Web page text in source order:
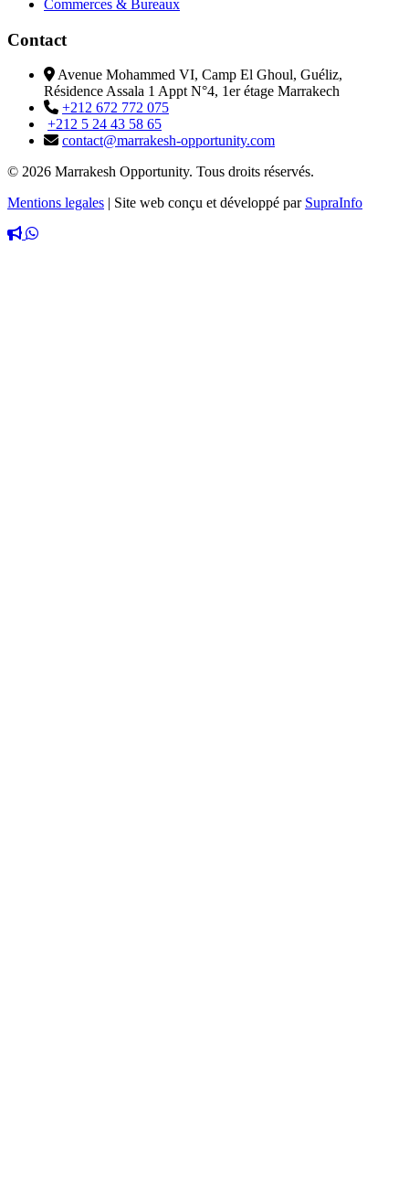
Commerces & Bureaux
Contact
Avenue Mohammed VI, Camp El Ghoul, Guéliz,
Résidence Assala 1 Appt N°4, 1er étage Marrakech
+212 672 772 075
+212 5 24 43 58 65
contact@marrakesh-opportunity.com
© 2026 Marrakesh Opportunity. Tous droits réservés.
Mentions legales | Site web conçu et développé par SupraInfo